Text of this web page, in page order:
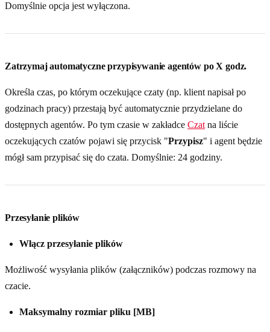
Domyślnie opcja jest wyłączona.
Zatrzymaj automatyczne przypisywanie agentów po X godz.
Określa czas, po którym oczekujące czaty (np. klient napisał po
godzinach pracy) przestają być automatycznie przydzielane do
dostępnych agentów. Po tym czasie w zakładce Czat na liście
oczekujących czatów pojawi się przycisk "Przypisz" i agent będzie
mógł sam przypisać się do czata. Domyślnie: 24 godziny.
Przesyłanie plików
Włącz przesyłanie plików
Możliwość wysyłania plików (załączników) podczas rozmowy na
czacie.
Maksymalny rozmiar pliku [MB]